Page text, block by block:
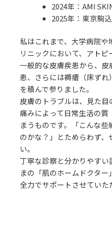
2024年：AMI
2025年：東京駒
私はこれまで、大学病院
リニックにおいて、アト
一般的な皮膚疾患から、
患、さらには褥瘡（床ず
を積んで参りました。
皮膚のトラブルは、見た
痛みによって日常生活の質
まうものです。「こんな
のかな？」とためらわず
い。
丁寧な診察と分かりやす
まの「肌のホームドクタ
全力でサポートさせていた